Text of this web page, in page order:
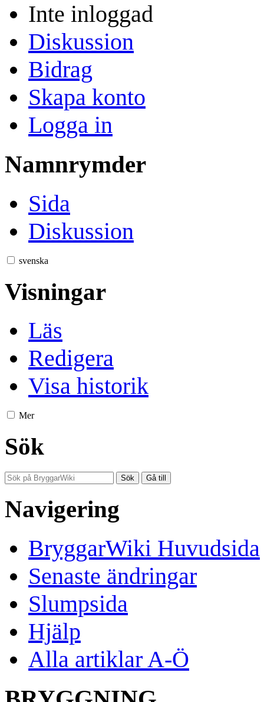
Inte inloggad
Diskussion
Bidrag
Skapa konto
Logga in
Namnrymder
Sida
Diskussion
svenska
Visningar
Läs
Redigera
Visa historik
Mer
Sök
Navigering
BryggarWiki Huvudsida
Senaste ändringar
Slumpsida
Hjälp
Alla artiklar A-Ö